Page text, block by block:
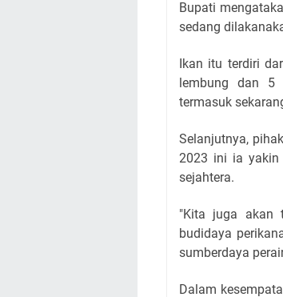
Bupati
sedang
Ikan itu terdiri
lembung dan 5
termasuk
Selanjutnya,
2023 ini ia yakin
sejahtera.
"Kita juga akan
budidaya
sumberdaya
Dalam